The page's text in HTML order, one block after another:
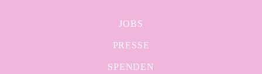
JOBS
PRESSE
SPENDEN